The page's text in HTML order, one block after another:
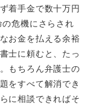
着手金で数十万円
危機にさらされ
お金を払える余裕
士に頼むと、たっ
もちろん弁護士の
をすべて解消でき
に相談できればそ